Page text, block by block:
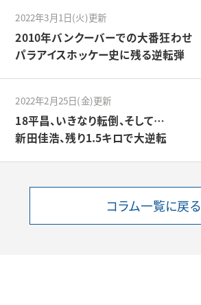
2022年3月1日(火)更新
2010年バンクーバーでの大番狂わせ
パラアイスホッケー史に残る逆転弾
2022年2月25日(金)更新
18平昌、いきなり転倒、そして…
新田佳浩、残り1.5キロで大逆転
コラム一覧に戻る